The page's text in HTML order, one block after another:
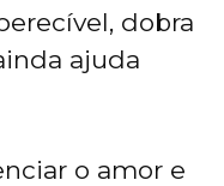
dobra
ajuda
o amor e